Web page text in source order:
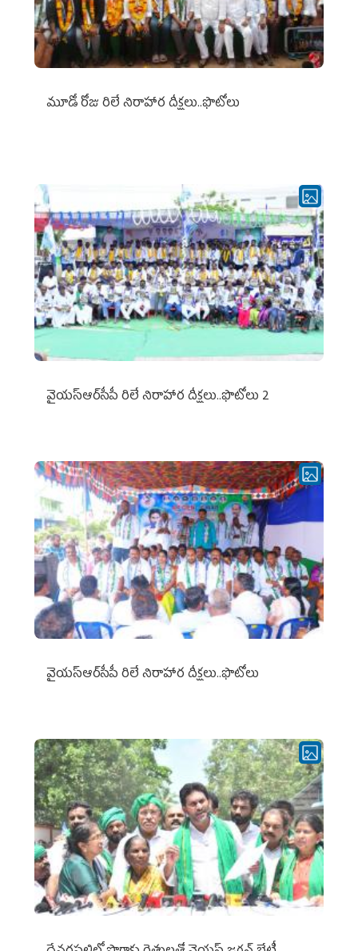
మూడో రోజు రిలే నిరాహార దీక్షలు..ఫొటోలు
వైయ‌స్ఆర్‌సీపీ రిలే నిరాహార దీక్షలు..ఫొటోలు 2
వైయ‌స్ఆర్‌సీపీ రిలే నిరాహార దీక్షలు..ఫొటోలు